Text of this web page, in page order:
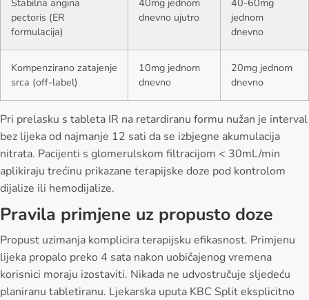
pectoris (ER
formulacija)
dnevno ujutro
jednom
dnevno
Kompenzirano zatajenje
srca (off-label)
10mg jednom
dnevno
20mg jednom
dnevno
Pri prelasku s tableta IR na retardiranu formu nužan je interval
bez lijeka od najmanje 12 sati da se izbjegne akumulacija
nitrata. Pacijenti s glomerulskom filtracijom < 30mL/min
aplikiraju trećinu prikazane terapijske doze pod kontrolom
dijalize ili hemodijalize.
Pravila primjene uz propusto doze
Propust uzimanja komplicira terapijsku efikasnost. Primjenu
lijeka propalo preko 4 sata nakon uobičajenog vremena
korisnici moraju izostaviti. Nikada ne udvostručuje sljedeću
planiranu tabletiranu. Ljekarska uputa KBC Split eksplicitno